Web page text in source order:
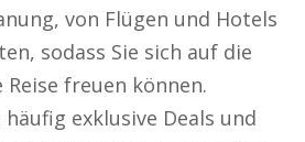
von Flügen und Hotels
sodass Sie sich auf die
freuen können.
exklusive Deals und